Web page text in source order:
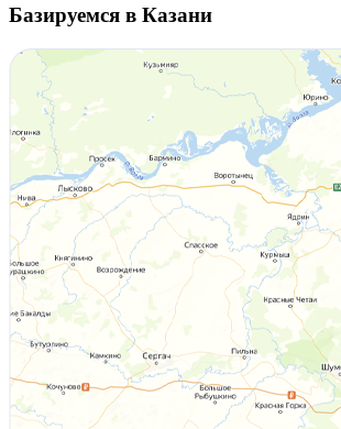
Базируемся в Казани